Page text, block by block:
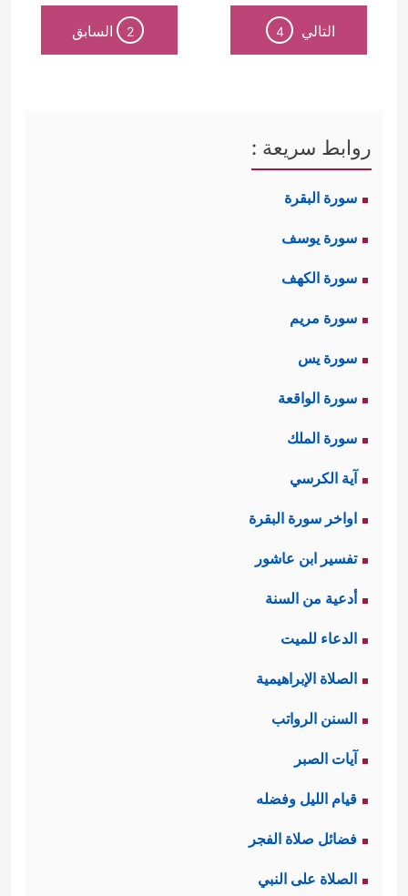
التالي 4
2 السابق
روابط سريعة :
سورة البقرة
سورة يوسف
سورة الكهف
سورة مريم
سورة يس
سورة الواقعة
سورة الملك
آية الكرسي
اواخر سورة البقرة
تفسير ابن عاشور
أدعية من السنة
الدعاء للميت
الصلاة الإبراهيمية
السنن الرواتب
آيات الصبر
قيام الليل وفضله
فضائل صلاة الفجر
الصلاة على النبي